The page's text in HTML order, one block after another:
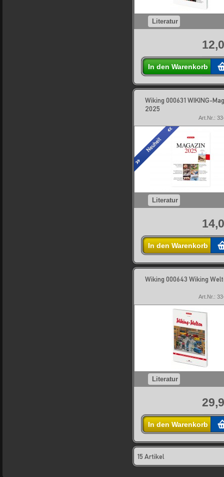
Literatur
In den Warenkorb
Wiking 000631 WIKING-
2025
Art.Nr.:
Literatur
In den Warenkorb
Wiking 000643 Wiking
Art.Nr.:
Literatur
In den Warenkorb
15 Artikel